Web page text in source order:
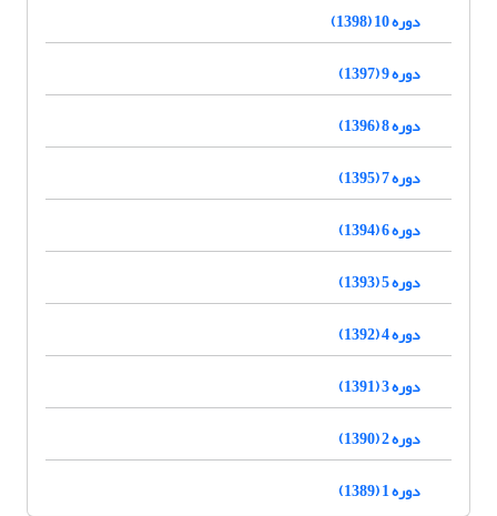
دوره 10 (1398)
دوره 9 (1397)
دوره 8 (1396)
دوره 7 (1395)
دوره 6 (1394)
دوره 5 (1393)
دوره 4 (1392)
دوره 3 (1391)
دوره 2 (1390)
دوره 1 (1389)